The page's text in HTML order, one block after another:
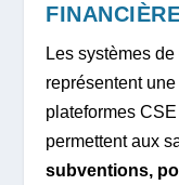
Les systèmes
représentent
plateformes
permettent aux
subventions,